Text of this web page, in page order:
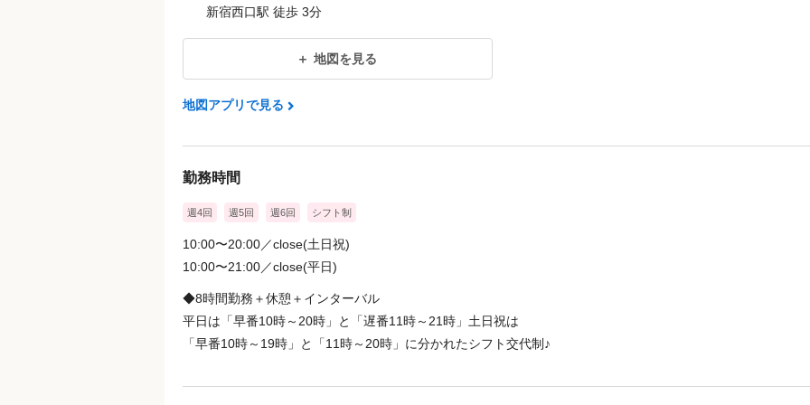
［手当］
＊交通費／月2万円まで
都度払い制だから「お客様のキレイ」に100％集中できます！あなたの頑張りは毎月の歩合でしっかり還元◎
給与には固定残業代 35,000円〜 （20時間分）を含む
新宿西口駅 徒歩 3分
地図を見る
地図アプリで見る
勤務時間
週4回 週5回 週6回 シフト制
10:00〜20:00／close(土日祝)
10:00〜21:00／close(平日)
◆8時間勤務＋休憩＋インターバル
平日は「早番10時～20時」と「遅番11時～21時」土日祝は
「早番10時～19時」と「11時～20時」に分かれたシフト交代制♪